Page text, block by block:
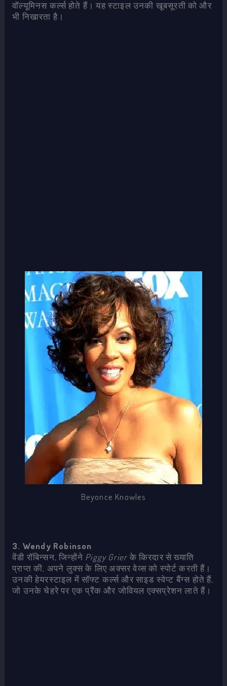
वॉल्यूमिनस कर्ल्स होते हैं। यह स्टाइल उनकी खूबसूरती को और
भी निखारता है।
Beyonce Knowles
3. Wendy Robinson
वेंडी रॉबिन्सन, जिन्होंने Piggy Grier के किरदार से ख्याति
प्राप्त की, अपने लुक्स के लिए अक्सर वेव्स को स्पोर्ट करती हैं।
उनकी हेयरस्टाइल में सॉफ्ट कर्ल्स और साइड स्वेप्ट बैंग्स होते हैं,
जो उनके चेहरे पर एक प्रैंक और जोवियल एक्सप्रेशन लाते हैं।